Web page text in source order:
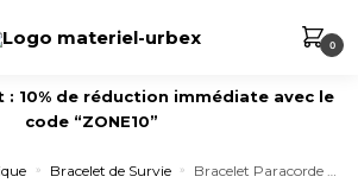
0
10% de réduction immédiate avec le
code “ZONE10”
» Bracelet de Survie » Bracelet Paracorde Allume Feu – Vert